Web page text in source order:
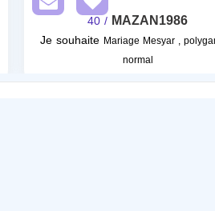
MAZAN1986
/ 40
Je souhaite Mariage Mesyar ,
normal